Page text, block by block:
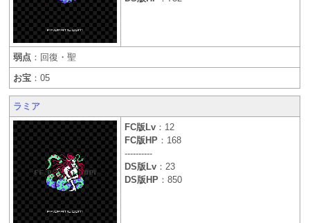
弱点 ：回復・聖
お宝 ：05
ラミア
FC版Lv ：12
FC版HP ：168
----------
DS版Lv ：23
DS版HP ：850